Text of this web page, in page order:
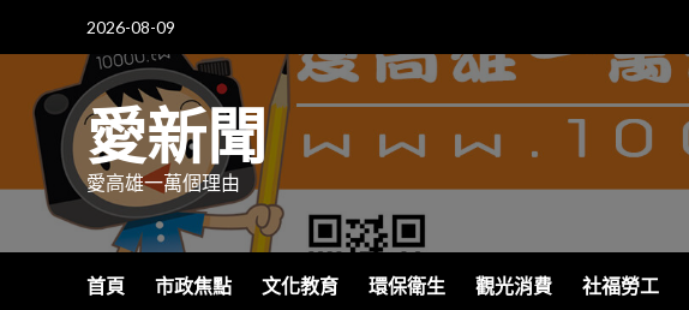
2026-08-09
愛新聞
愛高雄一萬個理由
首頁 市政焦點 文化教育 環保衛生 觀光消費 社福勞工